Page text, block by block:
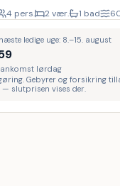
4 pers. 2 vær. 1 bad
ledige uge: 8.–15. august
ankomst lørdag
Gebyrer og forsikring
— slutprisen vises der.